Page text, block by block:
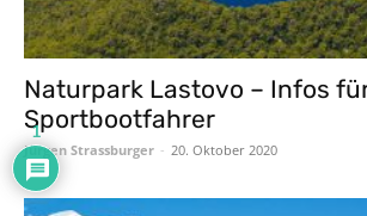
Naturpark Lastovo – Infos
Sportbootfahrer
Jürgen Strassburger - 20. Oktober 2020
1